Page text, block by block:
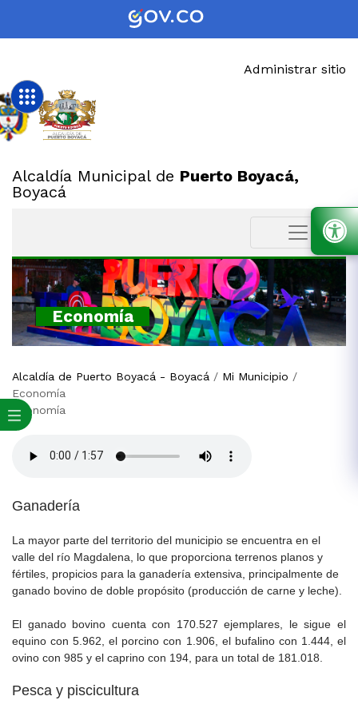
Administrar sitio
Alcaldía Municipal de Puerto Boyacá,
Boyacá
Economía
Alcaldía de Puerto Boyacá - Boyacá / Mi Municipio /
Economía
Economía
​Ganadería
La mayor parte del territorio del municipio se encuentra en el
valle del río Magdalena, lo que proporciona terrenos planos y
fértiles, propicios para la ganadería extensiva, principalmente de
ganado bovino de doble propósito (producción de carne y leche).
El ganado bovino cuenta con 170.527 ejemplares, le sigue el
equino con 5.962, el porcino con 1.906, el bufalino con 1.444, el
ovino con 985 y el caprino con 194, para un total de 181.018.
Pesca y piscicultura